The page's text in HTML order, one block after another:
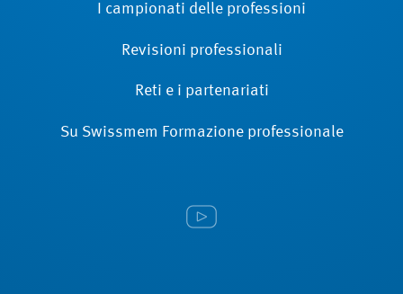
I campionati delle professioni
Revisioni ­professionali
Reti e i partenariati
Su Swissmem Formazione ­professionale